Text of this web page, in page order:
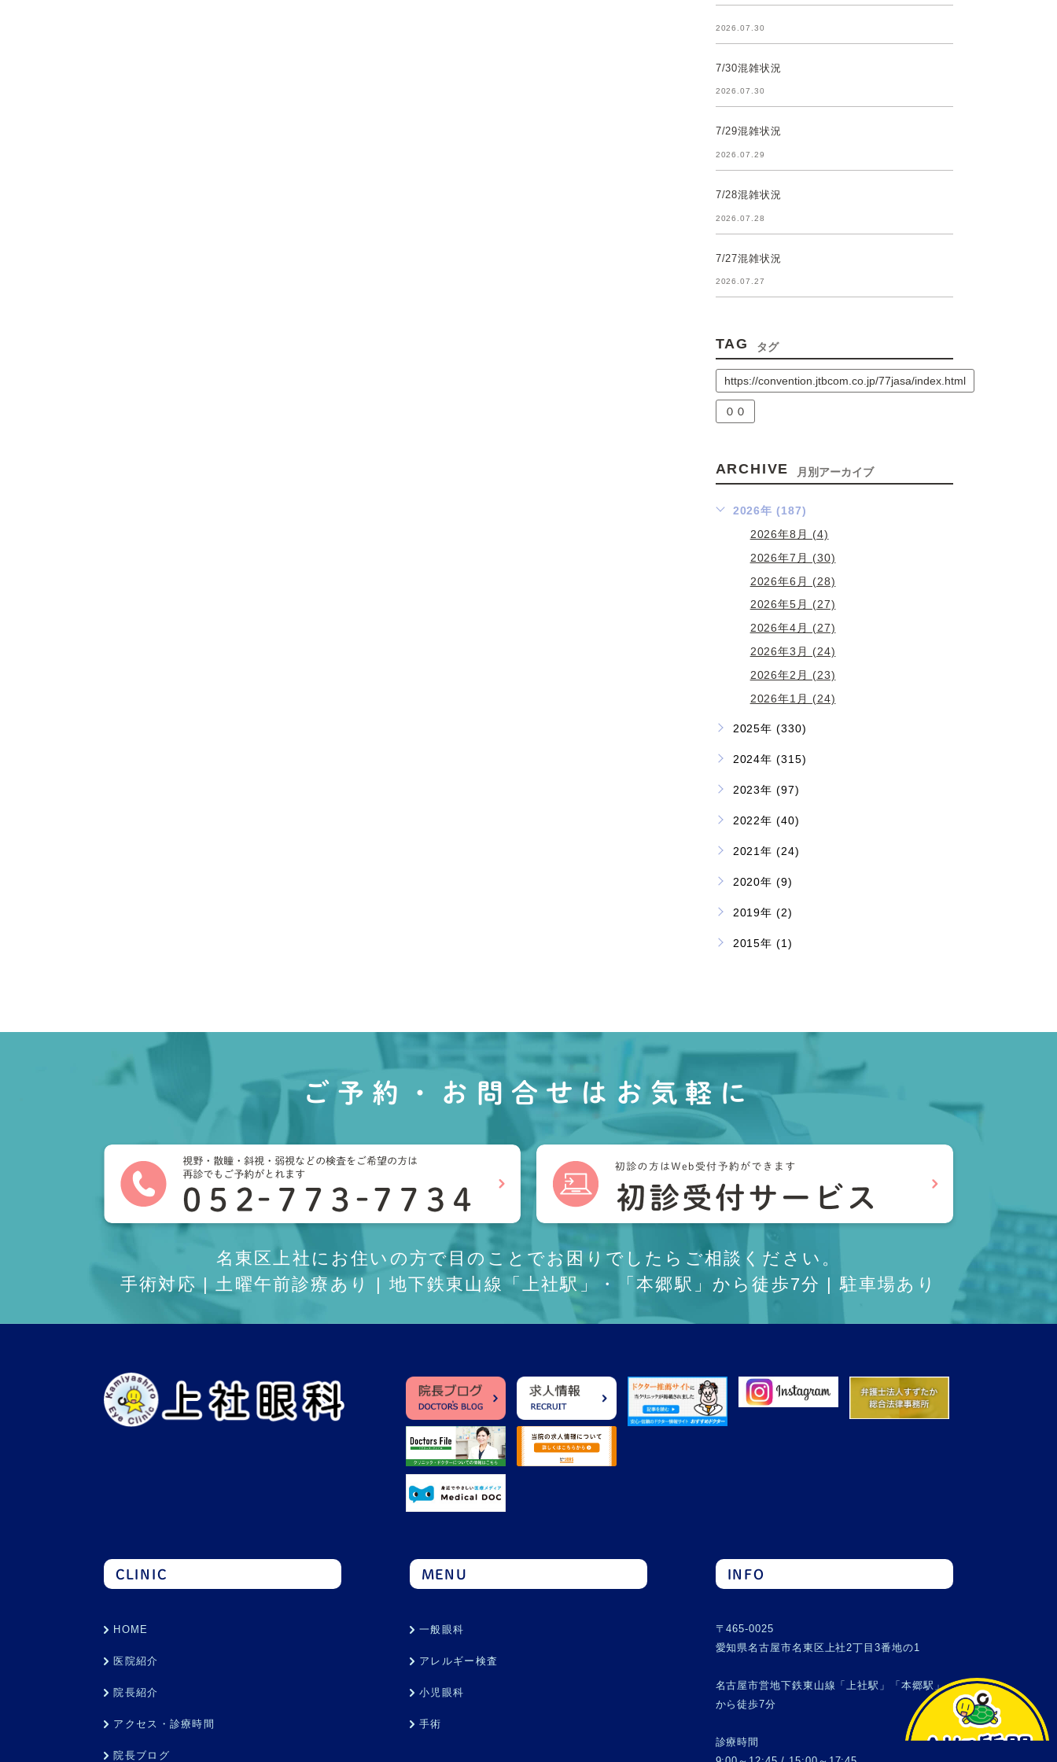
2026.07.30
7/30混雑状況
2026.07.30
7/29混雑状況
2026.07.29
7/28混雑状況
2026.07.28
7/27混雑状況
2026.07.27
TAG タグ
https://convention.jtbcom.co.jp/77jasa/index.html
００
ARCHIVE 月別アーカイブ
2026年 (187)
2026年8月 (4)
2026年7月 (30)
2026年6月 (28)
2026年5月 (27)
2026年4月 (27)
2026年3月 (24)
2026年2月 (23)
2026年1月 (24)
2025年 (330)
2024年 (315)
2023年 (97)
2022年 (40)
2021年 (24)
2020年 (9)
2019年 (2)
2015年 (1)
ご予約・お問合せは お気軽に
名東区上社にお住いの方で目のことでお困りでしたらご相談ください。
手術対応 | 土曜午前診療あり | 地下鉄東山線「上社駅」・「本郷駅」から徒歩7分 | 駐車場あり
CLINIC
HOME
医院紹介
院長紹介
アクセス・診療時間
院長ブログ
MENU
一般眼科
アレルギー検査
小児眼科
手術
INFO
〒465-0025
愛知県名古屋市名東区上社2丁目3番地の1
名古屋市営地下鉄東山線「上社駅」「本郷駅」
から徒歩7分
診療時間